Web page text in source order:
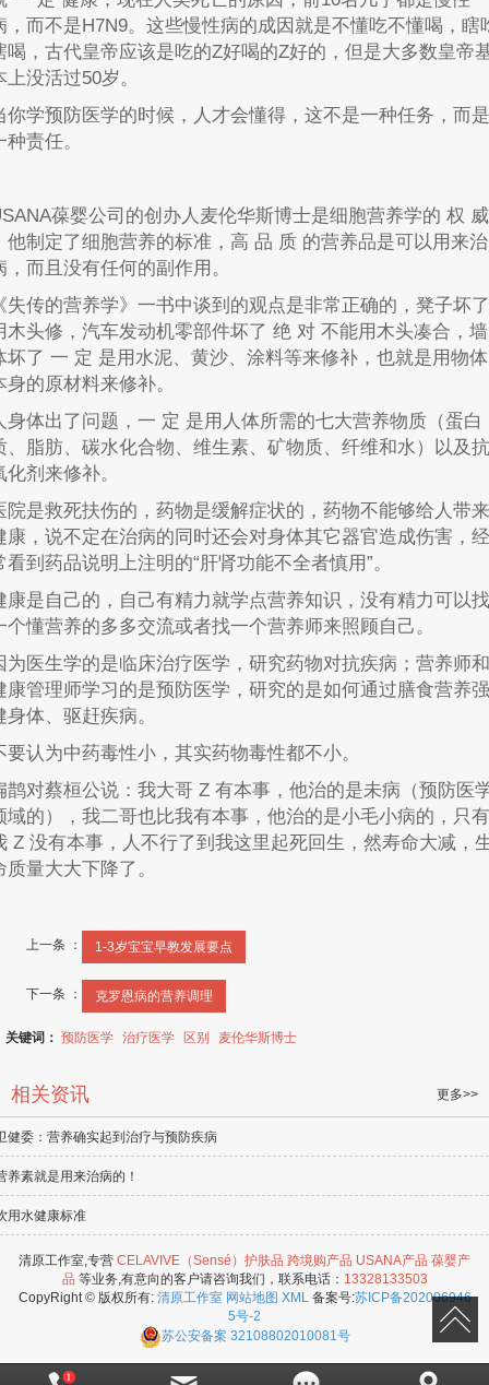
，而不是H7N9。这些慢性病的成因就是不懂吃不懂喝，瞎
喝，古代皇帝应该是吃的Z好喝的Z好的，但是大多数皇帝
上没活过50岁。
你学预防医学的时候，人才会懂得，这不是一种任务，而是
种责任。
葆婴公司的创办人麦伦华斯博士是细胞营养学的 权 威
他制定了细胞营养的标准，高 品 质 的营养品是可以用来治
，而且没有任何的副作用。
失传的营养学》一书中谈到的观点是非常正确的，凳子坏了
木头修，汽车发动机零部件坏了 绝 对 不能用木头凑合，墙
坏了 一 定 是用水泥、黄沙、涂料等来修补，也就是用物体
身的原材料来修补。
身体出了问题，一 定 是用人体所需的七大营养物质（蛋白
、脂肪、碳水化合物、维生素、矿物质、纤维和水）以及抗
化剂来修补。
院是救死扶伤的，药物是缓解症状的，药物不能够给人带来
康，说不定在治病的同时还会对身体其它器官造成伤害，经
看到药品说明上注明的“肝肾功能不全者慎用”。
康是自己的，自己有精力就学点营养知识，没有精力可以找
个懂营养的多多交流或者找一个营养师来照顾自己。
为医生学的是临床治疗医学，研究药物对抗疾病；营养师和
康管理师学习的是预防医学，研究的是如何通过膳食营养强
身体、驱赶疾病。
要认为中药毒性小，其实药物毒性都不小。
鹊对蔡桓公说：我大哥 Z 有本事，他治的是未病（预防医
域的），我二哥也比我有本事，他治的是小毛小病的，只有
Z 没有本事，人不行了到我这里起死回生，然寿命大减，
质量大大下降了。
上一条 ： 1-3岁宝宝早教发展要点
下一条 ： 克罗恩病的营养调理
关键词： 预防医学 治疗医学 区别 麦伦华斯博士
相关资讯 更多>>
健委：营养确实起到治疗与预防疾病
养素就是用来治病的！
用水健康标准
清原工作室,专营 CELAVIVE（Sensé）护肤品 跨境购产品 USANA产品 葆婴产
品 等业务,有意向的客户请咨询我们，联系电话： 13328133503
CopyRight © 版权所有: 清原工作室 网站地图 XML备案号:苏ICP备202006946
5号-2
苏公安备案 32108802010081号